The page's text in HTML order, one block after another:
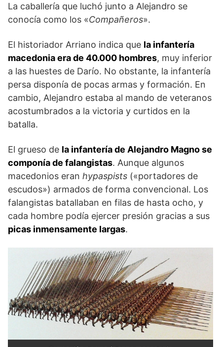
La caballería que luchó junto a Alejandro se
conocía como los «Compañeros».
El historiador Arriano indica que la infantería
macedonia era de 40.000 hombres, muy inferior
a las huestes de Darío. No obstante, la infantería
persa disponía de pocas armas y formación. En
cambio, Alejandro estaba al mando de veteranos
acostumbrados a la victoria y curtidos en la
batalla.
El grueso de la infantería de Alejandro Magno se
componía de falangistas. Aunque algunos
macedonios eran hypaspists («portadores de
escudos») armados de forma convencional. Los
falangistas batallaban en filas de hasta ocho, y
cada hombre podía ejercer presión gracias a sus
picas inmensamente largas.